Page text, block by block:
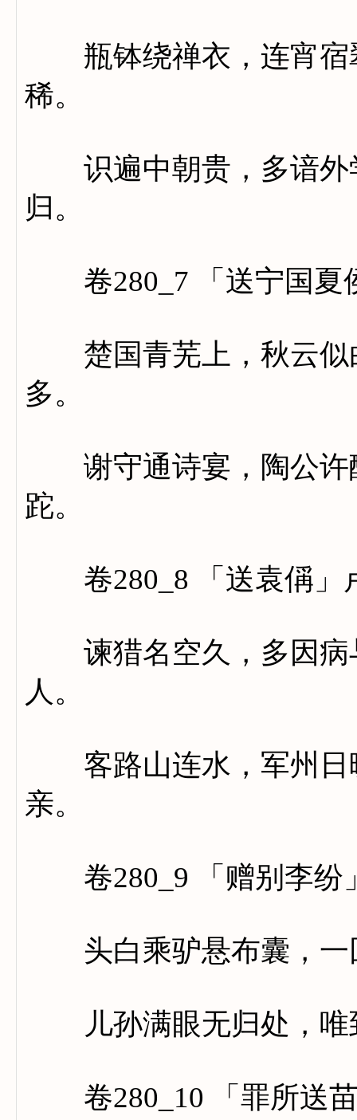
瓶钵绕禅衣，连宵宿
稀。
识遍中朝贵，多谙外
归。
卷280_7 「送宁国夏
楚国青芜上，秋云似
多。
谢守通诗宴，陶公许
跎。
卷280_8 「送袁偁」
谏猎名空久，多因病
人。
客路山连水，军州日
亲。
卷280_9 「赠别李纷
头白乘驴悬布囊，一
儿孙满眼无归处，唯
卷280_10 「罪所送苗